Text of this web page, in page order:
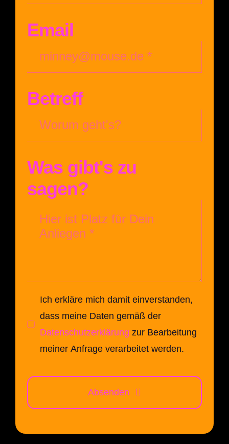
Email
Betreff
Was gibt's zu
sagen?
Ich erkläre mich damit einverstanden,
dass meine Daten gemäß der
Datenschutzerklärung
meiner Anfrage verarbeitet werden.
Absenden